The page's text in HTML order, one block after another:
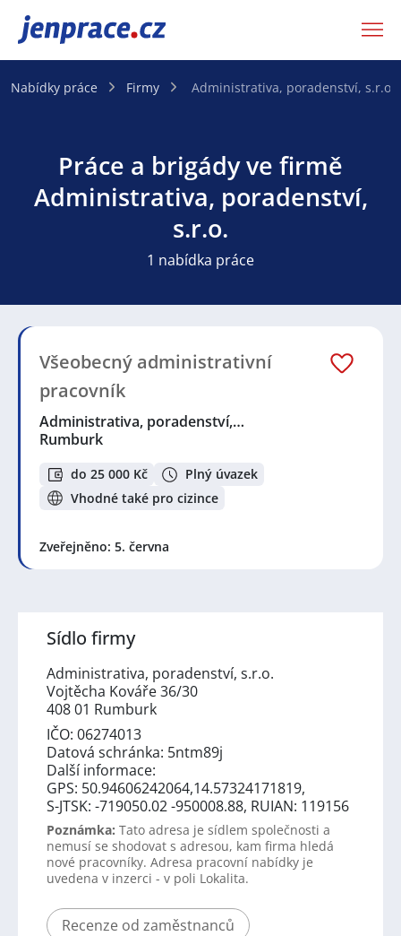
JenPráce.cz
Nabídky práce Firmy Administrativa, poradenství, s.r.o.
Práce a brigády ve firmě
Administrativa, poradenství,
s.r.o.
1 nabídka práce
Všeobecný administrativní
pracovník
Administrativa, poradenství,…
Rumburk
do 25 000 Kč
Plný úvazek
Vhodné také pro cizince
Zveřejněno: 5. června
Sídlo firmy
Administrativa, poradenství, s.r.o.
Vojtěcha Kováře 36/30
408 01 Rumburk
IČO: 06274013
Datová schránka: 5ntm89j
Další informace:
GPS: 50.94606242064,14.57324171819,
S-JTSK: -719050.02 -950008.88, RUIAN: 119156
Poznámka: Tato adresa je sídlem společnosti a
nemusí se shodovat s adresou, kam firma hledá
nové pracovníky. Adresa pracovní nabídky je
uvedena v inzerci - v poli Lokalita.
Recenze od zaměstnanců